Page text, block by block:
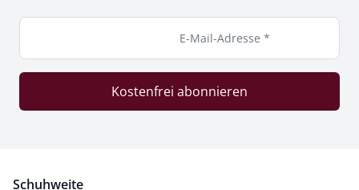
E-Mail-Adresse *
Kostenfrei abonnieren
Schuhweite